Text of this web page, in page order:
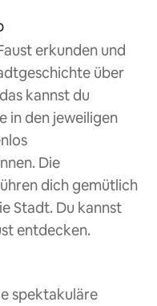
erkunden und
über
kannst du
in den jeweiligen
Die
dich gemütlich
Stadt. Du kannst
entdecken.
spektakuläre